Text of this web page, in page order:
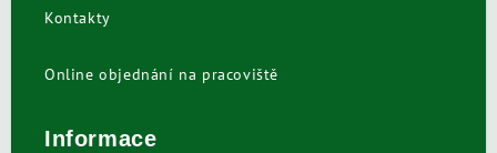
Kontakty
Online objednání na pracoviště
Informace